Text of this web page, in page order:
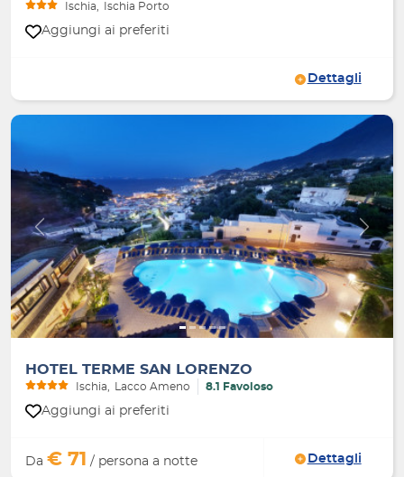
Ischia Ischia Porto
Aggiungi ai preferiti
Dettagli
Indietro Avanti
HOTEL TERME SAN LORENZO
Ischia Lacco Ameno 8.1 Favoloso
Aggiungi ai preferiti
Da € 71 / persona a notte Dettagli